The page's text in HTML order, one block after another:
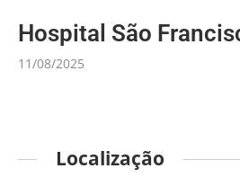
Hospital São
11/08/2025
Localização